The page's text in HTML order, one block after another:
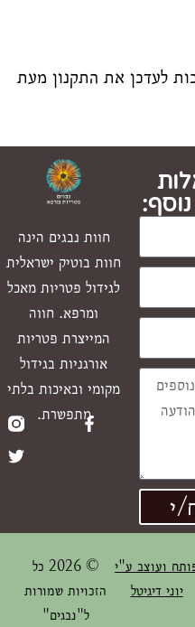
לעדכן את התקנון מעת
חוות נבגים הינה
חוות בוטיק ישראלית
לגידול פטריות מאכל
ומרפא. חווה
המייצרת פטריות
אורגניות בגידול
מקומי ובאיכות בלתי
מתפשרת.
י
© 2026 כל
הזכויות שמורות
ל"נבגים"
ועוצב ע"י
יוני דיגיטל